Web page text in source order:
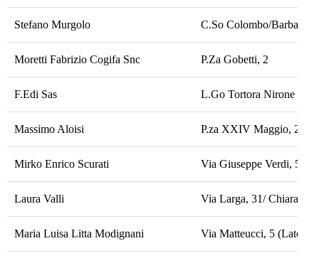
Stefano Murgolo C.So Colombo/Barbavara
Moretti Fabrizio Cogifa Snc P.Za Gobetti, 2
F.Edi Sas L.Go Tortora Nirone
Massimo Aloisi P.za XXIV Maggio, 2
Mirko Enrico Scurati Via Giuseppe Verdi, 5
Laura Valli Via Larga, 31/ Chiaravalle
Maria Luisa Litta Modignani Via Matteucci, 5 (Lato